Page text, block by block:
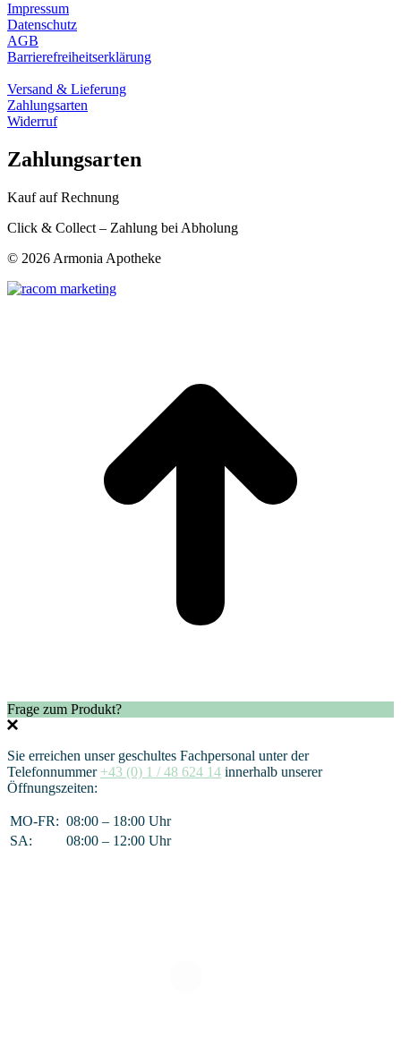
Impressum
Datenschutz
AGB
Barrierefreiheitserklärung
Versand & Lieferung
Zahlungsarten
Widerruf
Zahlungsarten
Kauf auf Rechnung
Click & Collect – Zahlung bei Abholung
© 2026 Armonia Apotheke
Frage zum Produkt?
Sie erreichen unser geschultes Fachpersonal unter der
Telefonnummer +43 (0) 1 / 48 624 14 innerhalb unserer
Öffnungszeiten:
MO-FR: 08:00 – 18:00 Uhr
SA:
08:00 – 12:00 Uhr